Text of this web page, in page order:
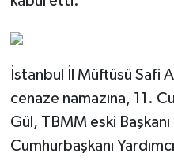
İstanbul İl Müftüsü Safi
cenaze namazına, 11.
Gül, TBMM eski
Cumhurbaşkanı
Çanakkale
Çankırı Müftülüğü
Podcast
Bilim, Teknoloji